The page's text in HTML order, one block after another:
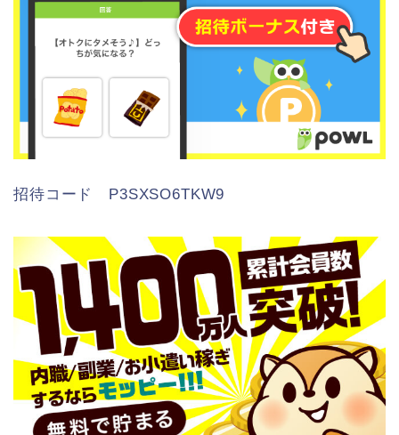
招待コード P3SXSO6TKW9